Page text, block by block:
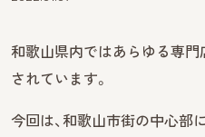
和歌山県内ではあらゆる専門
されています。
今回は、和歌山市街の中心部